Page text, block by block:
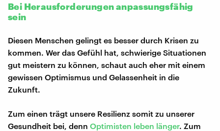
Bei Herausforderungen anpassungsfähig
sein
Diesen Menschen gelingt es besser durch Krisen zu
kommen. Wer das Gefühl hat, schwierige Situationen
gut meistern zu können, schaut auch eher mit einem
gewissen Optimismus und Gelassenheit in die
Zukunft.
Zum einen trägt unsere Resilienz somit zu unserer
Gesundheit bei, denn Optimisten leben länger. Zum